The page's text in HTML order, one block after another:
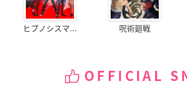
ヒプノシスマ... 呪術廻戦
OFFICIAL